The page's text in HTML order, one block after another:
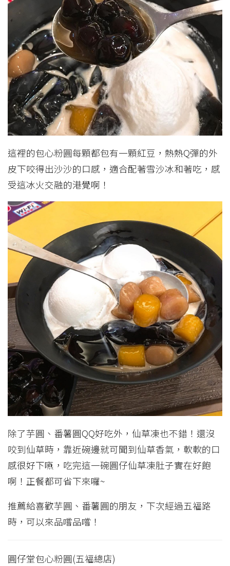
這裡的包心粉圓每顆都包有一顆紅豆，熱熱Q彈的外
皮下咬得出沙沙的口感，適合配著雪沙冰和著吃，感
受這冰火交融的港覺啊！
除了芋圓、番薯圓QQ好吃外，仙草凍也不錯！還沒
咬到仙草時，靠近碗邊就可聞到仙草香氣，軟軟的口
感很好下嚥，吃完這一碗圓仔仙草凍肚子實在好飽
啊！正餐都可省下來囉~
推薦給喜歡芋圓、番薯圓的朋友，下次經過五福路
時，可以來品嚐品嚐！
圓仔堂包心粉圓(五福總店)